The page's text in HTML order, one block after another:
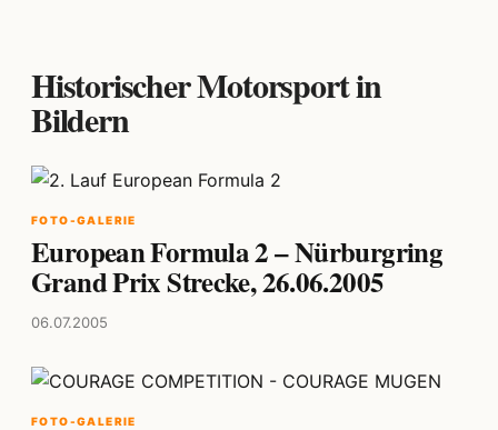
Historischer Motorsport in
Bildern
FOTO-GALERIE
European Formula 2 – Nürburgring
Grand Prix Strecke, 26.06.2005
06.07.2005
FOTO-GALERIE